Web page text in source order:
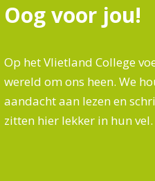
Oog voor jou!
Op het Vlietland College
wereld om ons heen. We
aandacht aan lezen en
zitten hier lekker in hun